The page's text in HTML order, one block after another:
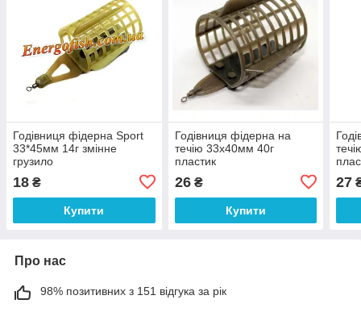
Годівниця фідерна Sport
33*45мм 14г змінне
грузило
18 ₴
Купити
Годівниця фідерна на
течію 33х40мм 40г
пластик
26₴
Купити
27
Про нас
98% позитивних з 151 відгука за рік